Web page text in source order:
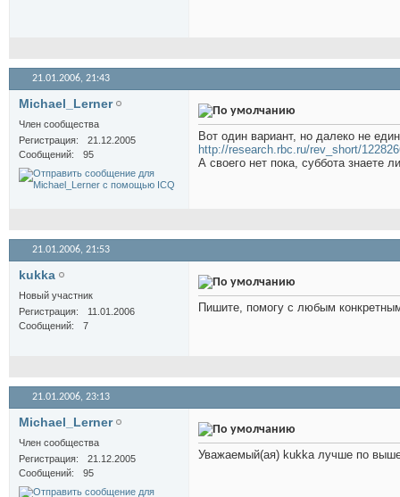
21.01.2006, 21:43
Michael_Lerner
Член сообщества
Регистрация
21.12.2005
Сообщений
95
Вот один вариант, но далеко не
http://research.rbc.ru/rev_short/
А своего нет пока, суббота знаете
21.01.2006, 21:53
kukka
Новый участник
Регистрация
11.01.2006
Сообщений
7
Пишите, помогу с любым
21.01.2006, 23:13
Michael_Lerner
Член сообщества
Регистрация
21.12.2005
Сообщений
95
Уважаемый(ая) kukka лучше по